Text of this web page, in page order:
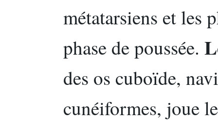
métatarsiens et les
phase de poussée.
des os cuboïde,
cunéiformes, joue